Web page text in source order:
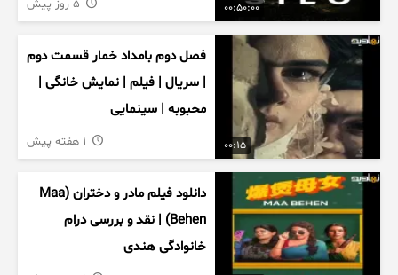
00:50:00
00:15
فصل دوم بامداد خمار قسمت دوم
| سریال | فیلم | نمایش خانگی |
محبوبه | سینمایی
دانلود فیلم مادر و دختران (Maa
Behen) | نقد و بررسی درام
خانوادگی هندی